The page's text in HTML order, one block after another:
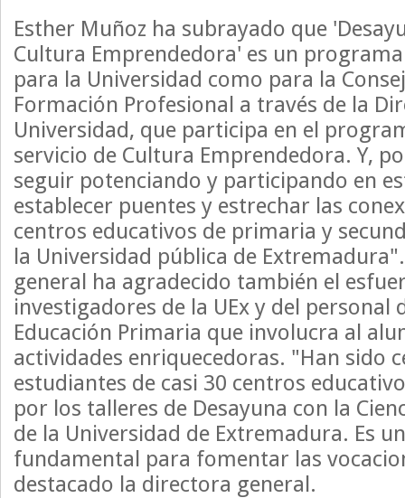
Esther Muñoz ha subrayado que
Cultura Emprendedora' es un
para la Universidad como para la
Formación Profesional a través de la
Universidad, que participa en el
servicio de Cultura Emprendedora. Y,
seguir potenciando y participando en
establecer puentes y estrechar las
centros educativos de primaria y
la Universidad pública de
general ha agradecido también el
investigadores de la UEx y del personal
Educación Primaria que involucra al
actividades enriquecedoras. "Han sido
estudiantes de casi 30 centros
por los talleres de Desayuna con la
de la Universidad de Extremadura. Es
fundamental para fomentar las
destacado la directora general.